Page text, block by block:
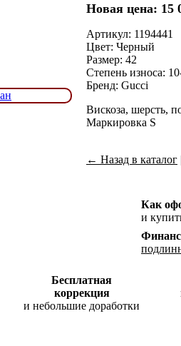
Новая цена: 15
Артикул: 1194441
Цвет: Черный
Размер: 42
Степень износа:
Бренд: Gucci
Вискоза, шерсть,
Маркировка S
← Назад в каталог
Как
и
Бесплатная
коррекция
и небольшие доработки